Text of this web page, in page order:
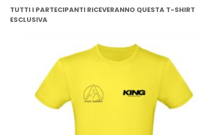
TUTTI I PARTECIPANTI RICEVERANNO QUESTA T-SHIRT
ESCLUSIVA